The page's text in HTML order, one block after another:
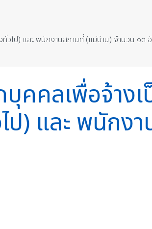
วไป) และ พนักงานสถานที่ (แม่บ้าน) จำนวน ๑๓
คคลเพื่อจ้างเ
ป) และ พนักง